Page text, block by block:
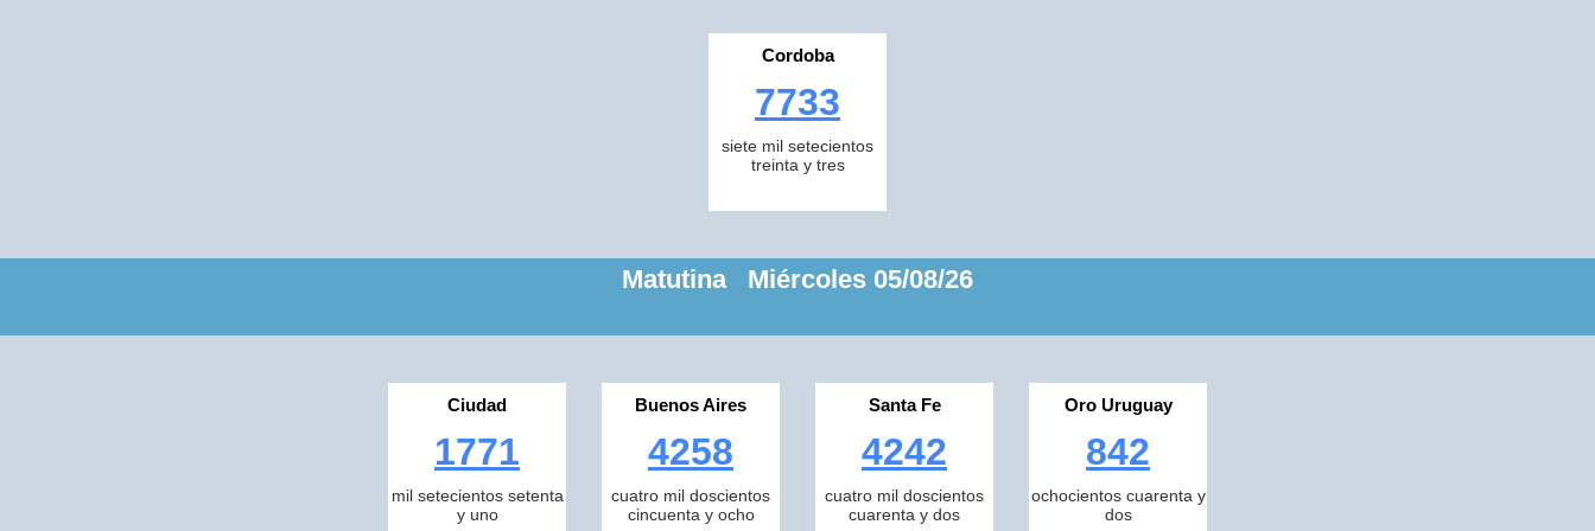
Cordoba
7733
siete mil setecientos
treinta y tres
Matutina Miércoles 05/08/26
Ciudad
1771
mil setecientos setenta
y uno
Buenos Aires
4258
cuatro mil doscientos
cincuenta y ocho
Santa Fe
4242
cuatro mil doscientos
cuarenta y dos
Oro Uruguay
842
ochocientos cuarenta y
dos